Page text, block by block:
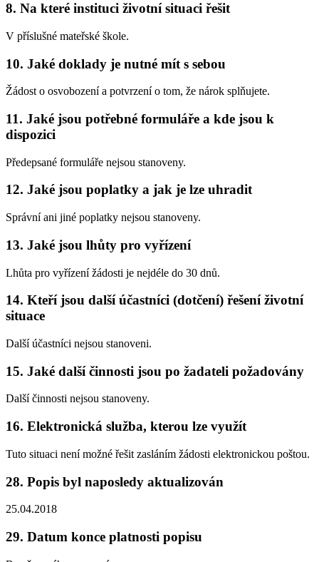
8. Na které instituci životní situaci řešit
V příslušné mateřské škole.
10. Jaké doklady je nutné mít s sebou
Žádost o osvobození a potvrzení o tom, že nárok splňujete.
11. Jaké jsou potřebné formuláře a kde jsou k
dispozici
Předepsané formuláře nejsou stanoveny.
12. Jaké jsou poplatky a jak je lze uhradit
Správní ani jiné poplatky nejsou stanoveny.
13. Jaké jsou lhůty pro vyřízení
Lhůta pro vyřízení žádosti je nejdéle do 30 dnů.
14. Kteří jsou další účastníci (dotčení) řešení životní
situace
Další účastníci nejsou stanoveni.
15. Jaké další činnosti jsou po žadateli požadovány
Další činnosti nejsou stanoveny.
16. Elektronická služba, kterou lze využít
Tuto situaci není možné řešit zasláním žádosti elektronickou poštou.
28. Popis byl naposledy aktualizován
25.04.2018
29. Datum konce platnosti popisu